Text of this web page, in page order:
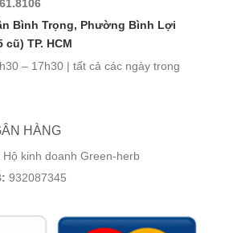
Bình Trọng, Phường Bình Lợi
TP. HCM
– 17h30 | tất cả các ngày trong
HÀNG
Hộ kinh doanh Green-herb
932087345